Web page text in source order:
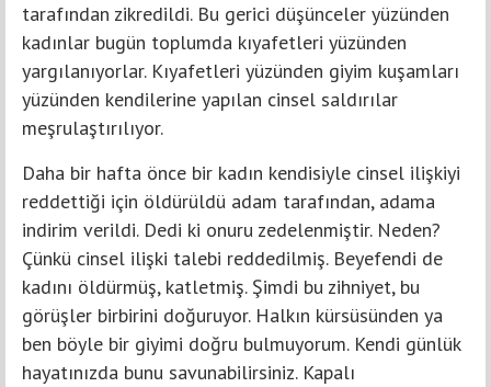
tarafından zikredildi. Bu gerici düşünceler yüzünden
kadınlar bugün toplumda kıyafetleri yüzünden
yargılanıyorlar. Kıyafetleri yüzünden giyim kuşamları
yüzünden kendilerine yapılan cinsel saldırılar
meşrulaştırılıyor.
Daha bir hafta önce bir kadın kendisiyle cinsel ilişkiyi
reddettiği için öldürüldü adam tarafından, adama
indirim verildi. Dedi ki onuru zedelenmiştir. Neden?
Çünkü cinsel ilişki talebi reddedilmiş. Beyefendi de
kadını öldürmüş, katletmiş. Şimdi bu zihniyet, bu
görüşler birbirini doğuruyor. Halkın kürsüsünden ya
ben böyle bir giyimi doğru bulmuyorum. Kendi günlük
hayatınızda bunu savunabilirsiniz. Kapalı